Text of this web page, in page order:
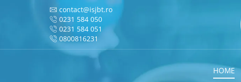
contact@isjbt.ro
0231 584 050
0231 584 051
0800816231
HOME